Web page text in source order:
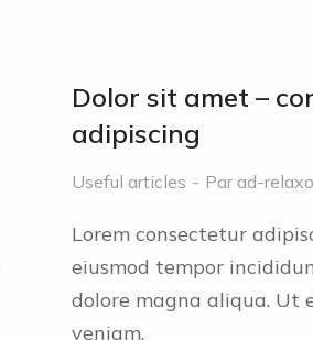
Dolor sit amet –
adipiscing
Useful articles Par ad-
Lorem consectetur
eiusmod tempor
dolore magna aliqua. Ut
veniam.